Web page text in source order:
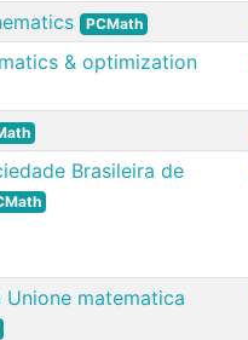
PCMath
& optimization
Brasileira de
matematica